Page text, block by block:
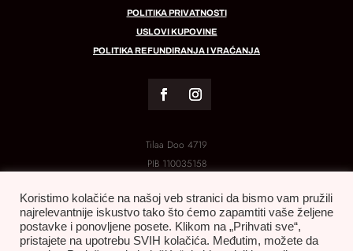
POLITIKA PRIVATNOSTI
USLOVI KUPOVINE
POLITIKA REFUNDIRANJA I VRAĆANJA
Tilaa Doo 4719
PIB 110035158
Koristimo kolačiće na našoj veb stranici da bismo vam pružili
najrelevantnije iskustvo tako što ćemo zapamtiti vaše željene
postavke i ponovljene posete. Klikom na „Prihvati sve“,
pristajete na upotrebu SVIH kolačića. Međutim, možete da